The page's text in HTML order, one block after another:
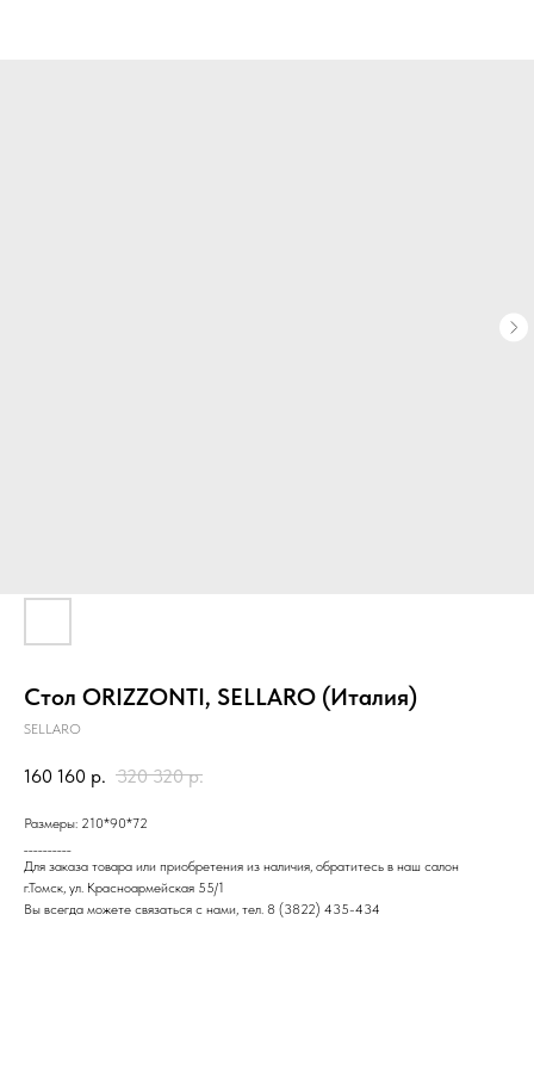
Стол ORIZZONTI, SELLARO (Италия)
SELLARO
160 160 р. 320 320 р.
Размеры: 210*90*72
Для заказа товара или приобретения из наличия, обратитесь в наш салон
г.Томск, ул. Красноармейская 55/1
Вы всегда можете связаться с нами, тел. 8 (3822) 435-434